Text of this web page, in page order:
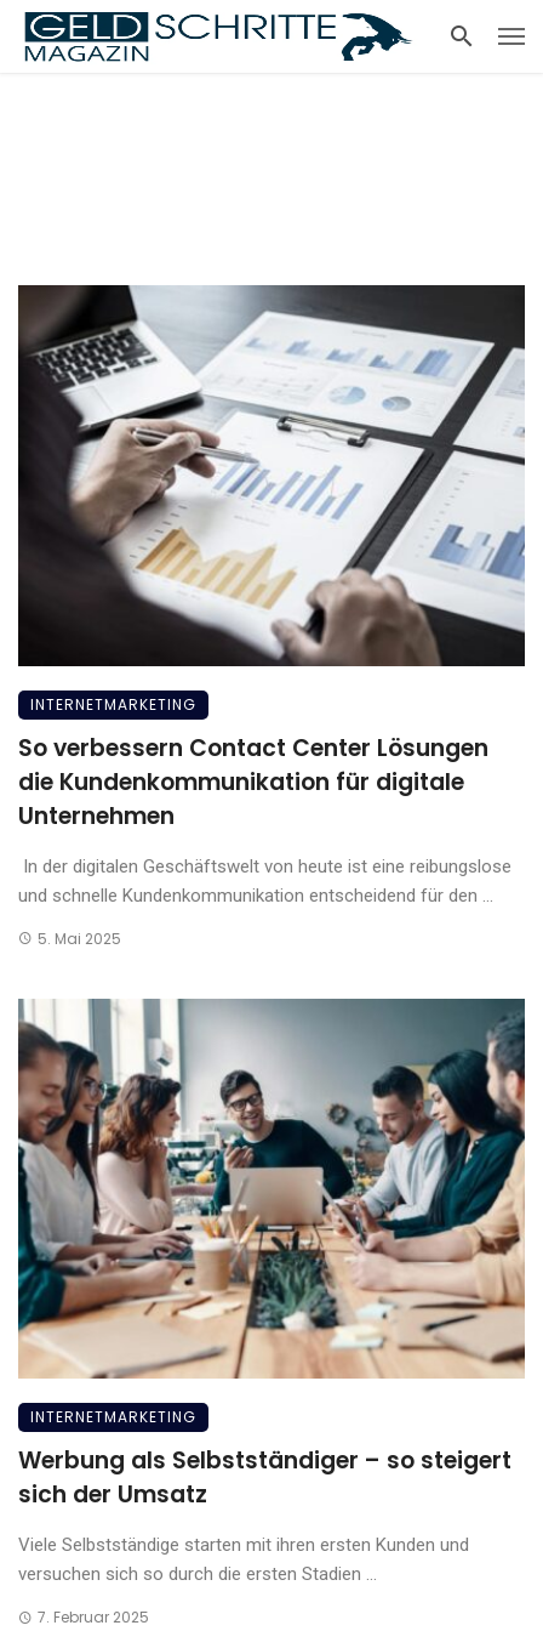
INTERNETMARKETING
So verbessern Contact Center Lösungen
die Kundenkommunikation für digitale
Unternehmen
In der digitalen Geschäftswelt von heute ist eine reibungslose
und schnelle Kundenkommunikation entscheidend für den ...
5. Mai 2025
INTERNETMARKETING
Werbung als Selbstständiger – so steigert
sich der Umsatz
Viele Selbstständige starten mit ihren ersten Kunden und
versuchen sich so durch die ersten Stadien ...
7. Februar 2025